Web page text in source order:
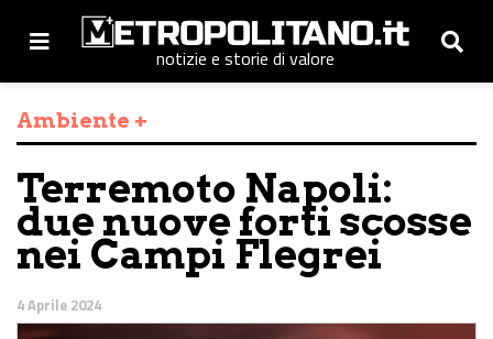
notizie e storie di valore
Ambiente +
Terremoto Napoli:
due nuove forti scosse
nei Campi Flegrei
4 Aprile 2024